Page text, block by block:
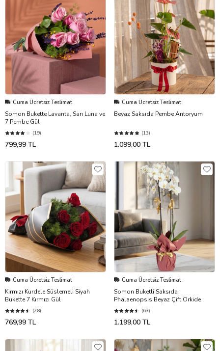
Cuma Ücretsiz Teslimat
Somon Bukette Lavanta, Sarı Luna ve
7 Pembe Gül
(19)
799,99 TL
Cuma Ücretsiz Teslimat
Beyaz Saksıda Pembe Antoryum
(13)
1.099,00 TL
Cuma Ücretsiz Teslimat
Kırmızı Kurdele Süslemeli Siyah
Bukette 7 Kırmızı Gül
(28)
769,99 TL
Cuma Ücretsiz Teslimat
Somon Buketli Saksıda
Phalaenopsis Beyaz Çift Orkide
(63)
1.199,00 TL